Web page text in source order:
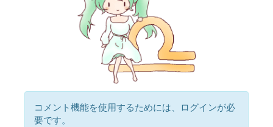
コメント機能を使用するためには、ログインが必
要です。